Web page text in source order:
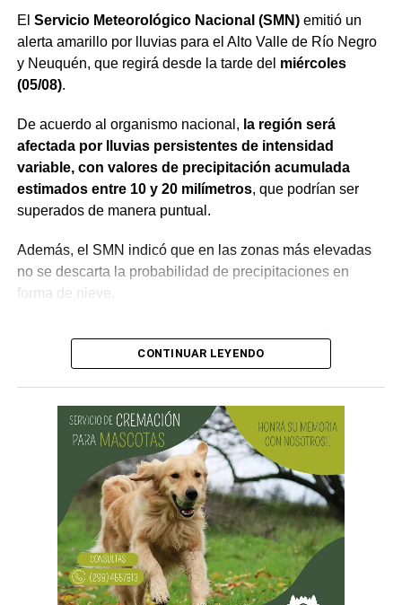
El Servicio Meteorológico Nacional (SMN)emitió un
alerta amarillo por lluvias para el Alto Valle de Río Negro
y Neuquén, que regirá desde la tarde del miércoles
(05/08).
De acuerdo al organismo nacional, la región será
afectada por lluvias persistentes de intensidad
variable, con valores de precipitación acumulada
estimados entre 10 y 20 milímetros, que podrían ser
superados de manera puntual.
Además, el SMN indicó que en las zonas más elevadas
no se descarta la probabilidad de precipitaciones en
forma de nieve.
sólo 8°C, mientras que la mínima llegaría a los 0°C,
No obstante, se prevén mejoras desde el jueves (06/08),
donde el termómetro alcanzaría los 12°C durante el día y
-4°C en la noche. Podrían darse vientos regulares con
ráfagas de hasta 50 km/h.
Desde el viernes (07/08) se intensifican las ráfagas con
períodos inestables aislados. La máxima será de 12°C y
la mínima de -3°C.
CONTINUAR LEYENDO